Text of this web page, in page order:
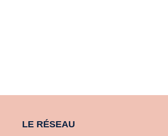
LE RÉSEAU